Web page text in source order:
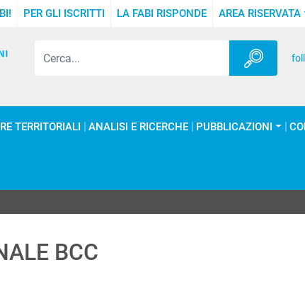
PER GLI ISCRITTI LA FABI RISPONDE AREA RISERVATA
TERRITORIALI ANALISI E RICERCHE PUBBLICAZIONI
BCC